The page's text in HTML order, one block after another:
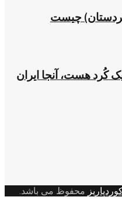
چیست
کُرد هست، آنجا ایران
محفوظ می باشد.